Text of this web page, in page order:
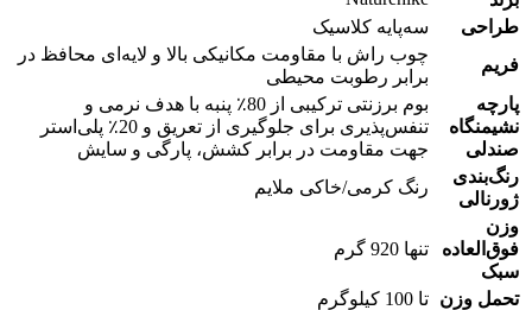
طراحی
سه‌پایه کلاسیک
فریم
چوب راش با مقاومت مکانیکی بالا و لایه‌ای محافظ در
برابر رطوبت محیطی
پارچه
نشیمنگاه
صندلی
بوم برزنتی ترکیبی از 80٪ پنبه با هدف نرمی و
تنفس‌پذیری برای جلوگیری از تعریق و 20٪ پلی‌استر
جهت مقاومت در برابر کشش، پارگی و سایش
رنگ‌بندی
ژورنالی
رنگ کرمی/خاکی ملایم
وزن
فوق‌العاده
سبک
تنها 920 گرم
تحمل وزن تا 100 کیلوگرم